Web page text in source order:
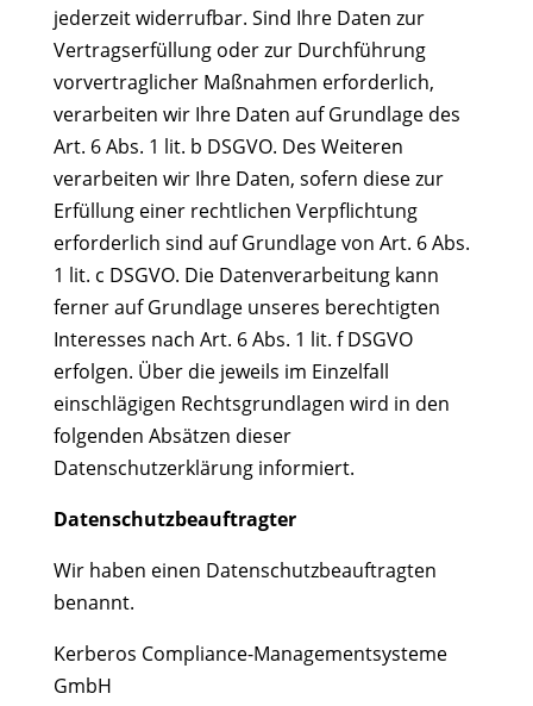
jederzeit widerrufbar. Sind Ihre Daten zur
Vertragserfüllung oder zur Durchführung
vorvertraglicher Maßnahmen erforderlich,
verarbeiten wir Ihre Daten auf Grundlage des
Art. 6 Abs. 1 lit. b DSGVO. Des Weiteren
verarbeiten wir Ihre Daten, sofern diese zur
Erfüllung einer rechtlichen Verpflichtung
erforderlich sind auf Grundlage von Art. 6 Abs.
1 lit. c DSGVO. Die Datenverarbeitung kann
ferner auf Grundlage unseres berechtigten
Interesses nach Art. 6 Abs. 1 lit. f DSGVO
erfolgen. Über die jeweils im Einzelfall
einschlägigen Rechtsgrundlagen wird in den
folgenden Absätzen dieser
Datenschutzerklärung informiert.
Datenschutz­beauftragter
Wir haben einen Datenschutzbeauftragten
benannt.
Kerberos Compliance-Managementsysteme
GmbH